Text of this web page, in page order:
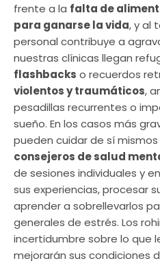
frente a la falta de
para ganarse la vida, y al
personal contribuye a
nuestras clínicas llegan
flashbacks o recuerdos
violentos y traumáticos,
pesadillas recurrentes o
sueño. En los casos más
pueden cuidar de sí mismos
consejeros de salud
de sesiones individuales y
sus experiencias, procesar
aprender a sobrellevarlos
generales de estrés. Los
incertidumbre sobre lo que
mejorarán sus condiciones